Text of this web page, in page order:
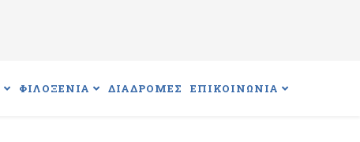
ΦΙΛΟΞΕΝΙΑ ΔΙΑΔΡΟΜΕΣ ΕΠΙΚΟΙΝΩΝΙΑ